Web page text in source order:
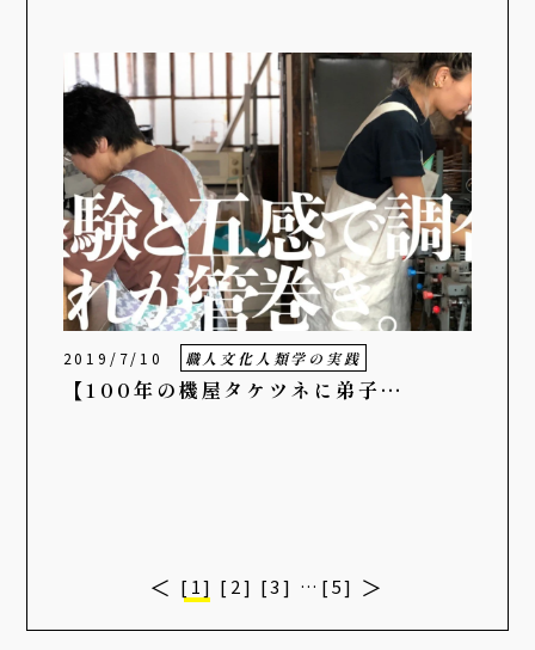
2019/7/10 職人文化人類学の実践
【100年の機屋タケツネに弟子…
[1] [2] [3] … [5]